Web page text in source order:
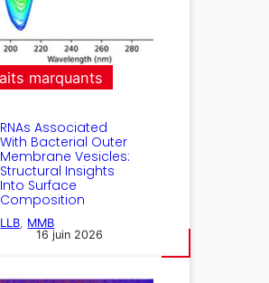
marquants
RNAs Associated
With Bacterial Outer
Membrane Vesicles:
Structural Insights
Into Surface
Composition
LLB MMB
16 juin 2026